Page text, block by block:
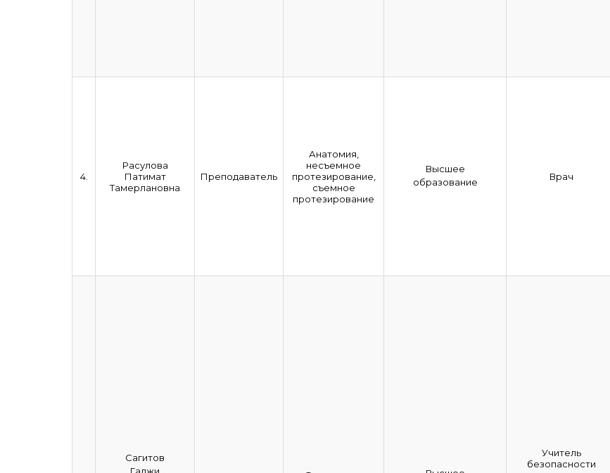
4.
Расулова
Патимат
Тамерлановна
Преподаватель
Анатомия,
несъемное
протезирование,
съемное
протезирование
Высшее
образование
Врач
Сагитов
Учитель
безопасности